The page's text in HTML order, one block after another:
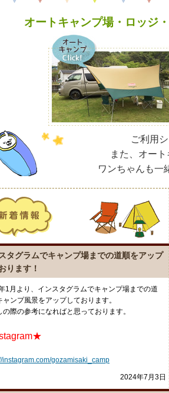
オートキャンプ場・ロッジ
ご利用
また、オー
ワンちゃんも一
タグラムでキャンプ場までの道順をアップ
ります！
1月より、インスタグラムでキャンプ場までの道
ャンプ風景をアップしております。
の際の参考になればと思っております。
instagram.com/gozamisaki_camp
2024年7月3日